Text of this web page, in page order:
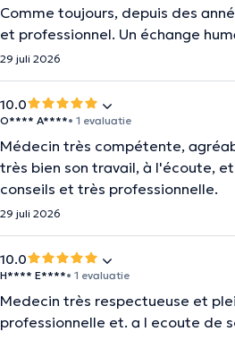
Comme toujours, depuis des
et professionnel. Un échange
29 juli 2026
10.0
O**** A****• 1 evaluatie
Médecin très compétente,
très bien son travail, à l'écoute,
conseils et très professionnelle.
29 juli 2026
10.0
H**** E****• 1 evaluatie
Medecin très respectueuse et
professionnelle et. a l ecoute de